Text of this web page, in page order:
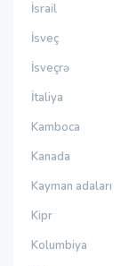
İsrail
İsveç
İsveçrə
İtaliya
Kamboca
Kanada
Kayman adaları
Kipr
Kolumbiya